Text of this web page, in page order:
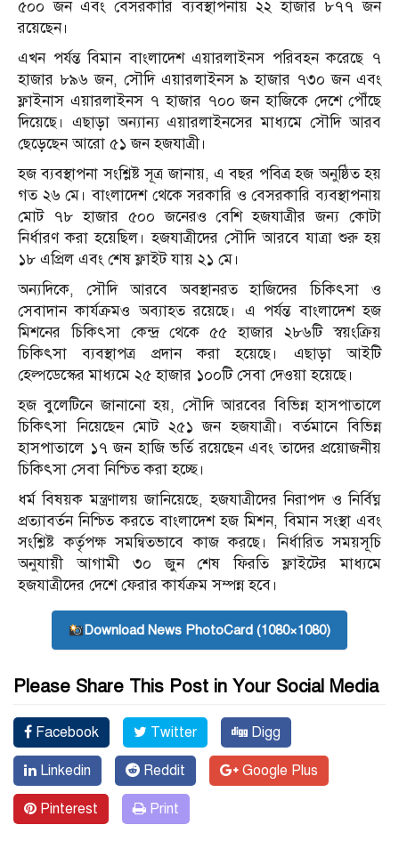
৫০০ জন এবং বেসরকারি ব্যবস্থাপনায় ২২ হাজার ৮৭৭ জন
রয়েছেন।
এখন পর্যন্ত বিমান বাংলাদেশ এয়ারলাইনস পরিবহন করেছে ৭
হাজার ৮৯৬ জন, সৌদি এয়ারলাইনস ৯ হাজার ৭৩০ জন এবং
ফ্লাইনাস এয়ারলাইনস ৭ হাজার ৭০০ জন হাজিকে দেশে পৌঁছে
দিয়েছে। এছাড়া অন্যান্য এয়ারলাইনসের মাধ্যমে সৌদি আরব
ছেড়েছেন আরো ৫১ জন হজযাত্রী।
হজ ব্যবস্থাপনা সংশ্লিষ্ট সূত্র জানায়, এ বছর পবিত্র হজ অনুষ্ঠিত হয়
গত ২৬ মে। বাংলাদেশ থেকে সরকারি ও বেসরকারি ব্যবস্থাপনায়
মোট ৭৮ হাজার ৫০০ জনেরও বেশি হজযাত্রীর জন্য কোটা
নির্ধারণ করা হয়েছিল। হজযাত্রীদের সৌদি আরবে যাত্রা শুরু হয়
১৮ এপ্রিল এবং শেষ ফ্লাইট যায় ২১ মে।
অন্যদিকে, সৌদি আরবে অবস্থানরত হাজিদের চিকিৎসা ও
সেবাদান কার্যক্রমও অব্যাহত রয়েছে। এ পর্যন্ত বাংলাদেশ হজ
মিশনের চিকিৎসা কেন্দ্র থেকে ৫৫ হাজার ২৮৬টি স্বয়ংক্রিয়
চিকিৎসা ব্যবস্থাপত্র প্রদান করা হয়েছে। এছাড়া আইটি
হেল্পডেস্কের মাধ্যমে ২৫ হাজার ১০০টি সেবা দেওয়া হয়েছে।
হজ বুলেটিনে জানানো হয়, সৌদি আরবের বিভিন্ন হাসপাতালে
চিকিৎসা নিয়েছেন মোট ২৫১ জন হজযাত্রী। বর্তমানে বিভিন্ন
হাসপাতালে ১৭ জন হাজি ভর্তি রয়েছেন এবং তাদের প্রয়োজনীয়
চিকিৎসা সেবা নিশ্চিত করা হচ্ছে।
ধর্ম বিষয়ক মন্ত্রণালয় জানিয়েছে, হজযাত্রীদের নিরাপদ ও নির্বিঘ্ন
প্রত্যাবর্তন নিশ্চিত করতে বাংলাদেশ হজ মিশন, বিমান সংস্থা এবং
সংশ্লিষ্ট কর্তৃপক্ষ সমন্বিতভাবে কাজ করছে। নির্ধারিত সময়সূচি
অনুযায়ী আগামী ৩০ জুন শেষ ফিরতি ফ্লাইটের মাধ্যমে
হজযাত্রীদের দেশে ফেরার কার্যক্রম সম্পন্ন হবে।
Download News PhotoCard (1080×1080)
Please Share This Post in Your Social Media
Facebook Twitter Digg
Linkedin Reddit Google Plus
Pinterest Print